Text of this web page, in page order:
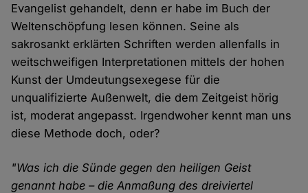
Evangelist gehandelt, denn er habe im Buch der
Weltenschöpfung lesen können. Seine als
sakrosankt erklärten Schriften werden allenfalls in
weitschweifigen Interpretationen mittels der hohen
Kunst der Umdeutungsexegese für die
unqualifizierte Außenwelt, die dem Zeitgeist hörig
ist, moderat angepasst. Irgendwoher kennt man uns
diese Methode doch, oder?
"Was ich die Sünde gegen den heiligen Geist
genannt habe – die Anmaßung des dreiviertel